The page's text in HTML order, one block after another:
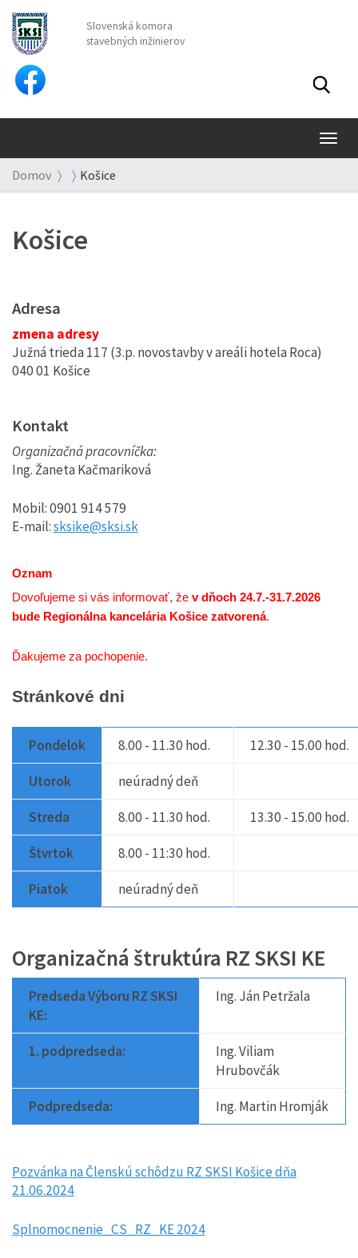
Slovenská komora
stavebných inžinierov
Domov Košice
Košice
Adresa
zmena adresy
Južná trieda 117 (3.p. novostavby v areáli hotela Roca)
040 01 Košice
Kontakt
Organizačná pracovníčka:
Ing. Žaneta Kačmariková
Mobil: 0901 914 579
E-mail:sksike@sksi.sk
Oznam
Dovoľujeme si vás informovať, že v dňoch 24.7.-31.7.2026
bude Regionálna kancelária Košice zatvorená.
Ďakujeme za pochopenie.
Stránkové dni
Pondelok 8.00 - 11.30 hod. 12.30 - 15.00 hod.
Utorok neúradný deň
Streda 8.00 - 11.30 hod. 13.30 - 15.00 hod.
Štvrtok 8.00 - 11:30 hod.
Piatok neúradný deň
Organizačná štruktúra RZ SKSI KE
Predseda Výboru RZ SKSI
KE:
Ing. Ján Petržala
1. podpredseda:
Ing. Viliam
Hrubovčák
Podpredseda: Ing. Martin Hromják
Pozvánka na Členskú schôdzu RZ SKSI Košice dňa
21.06.2024
Splnomocnenie_CS_RZ_KE 2024